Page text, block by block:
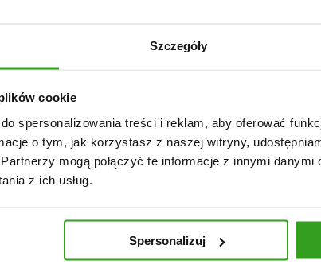
Szczegóły
cookie
spersonalizowania treści i reklam, aby oferować
o tym, jak korzystasz z naszej witryny,
mogą połączyć te informacje z innymi danymi
z ich usług.
Spersonalizuj
na klinie: 10 mm
62,08
wałek WOM
Tak
rury: 1,5 cm
profila: 50x50x3 mm